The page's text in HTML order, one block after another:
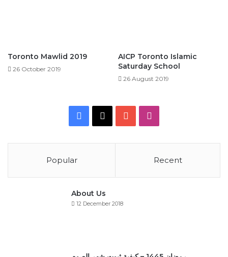
Toronto Mawlid 2019
26 October 2019
AICP Toronto Islamic
Saturday School
26 August 2019
Facebook
X YouTube
Popular Recent
About Us
12 December 2018